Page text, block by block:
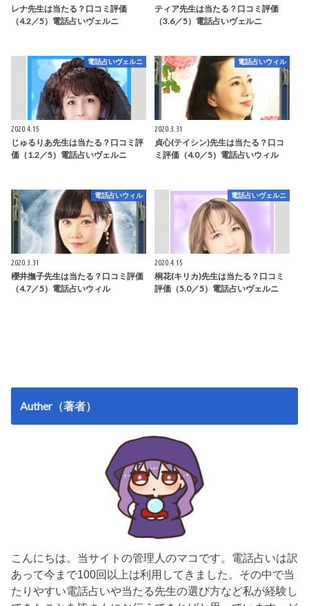
レナ先生は当たる？口コミ評価
（4.2／5）電話占いヴェルニ
ティア先生は当たる？口コミ評価
（3.6／5）電話占いヴェルニ
電話占いヴェルニ
2020.4.15
じゅるりあ先生は当たる？口コミ評
価（1.2／5）電話占いヴェルニ
電話占いウィル
2020.3.31
貞心(テイシン)先生は当たる？口コ
ミ評価（4.0／5）電話占いウィル
電話占いウィル
2020.3.31
櫻井撫子先生は当たる？口コミ評価
（4.7／5）電話占いウィル
電話占いヴェルニ
2020.4.15
桐花(キリカ)先生は当たる？口コミ
評価（5.0／5）電話占いヴェルニ
Auther（著者）
こんにちは。当サイトの管理人のマコです。電話占いは訳
あって今まで100回以上は利用してきました。その中で当
たりやすい電話占いや当たる先生の選び方など私が経験し